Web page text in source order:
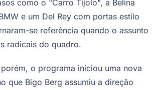
como o "Carro Tijolo", a Belina
e um Del Rey com portas estilo
se referência quando o assunto
radicais do quadro.
o programa iniciou uma nova
que Bigo Berg assumiu a direção